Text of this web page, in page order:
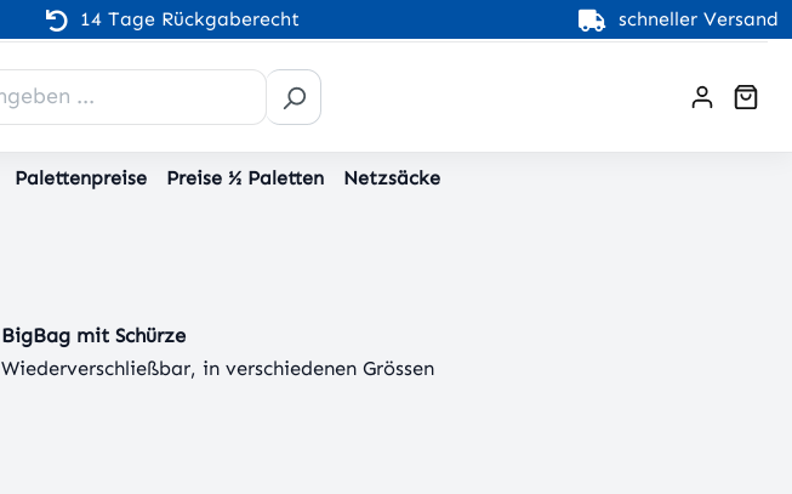
14 Tage Rückgaberecht schneller Versand
Palettenpreise Preise ½ Paletten Netzsäcke
BigBag mit Schürze
Wiederverschließbar, in verschiedenen Grössen